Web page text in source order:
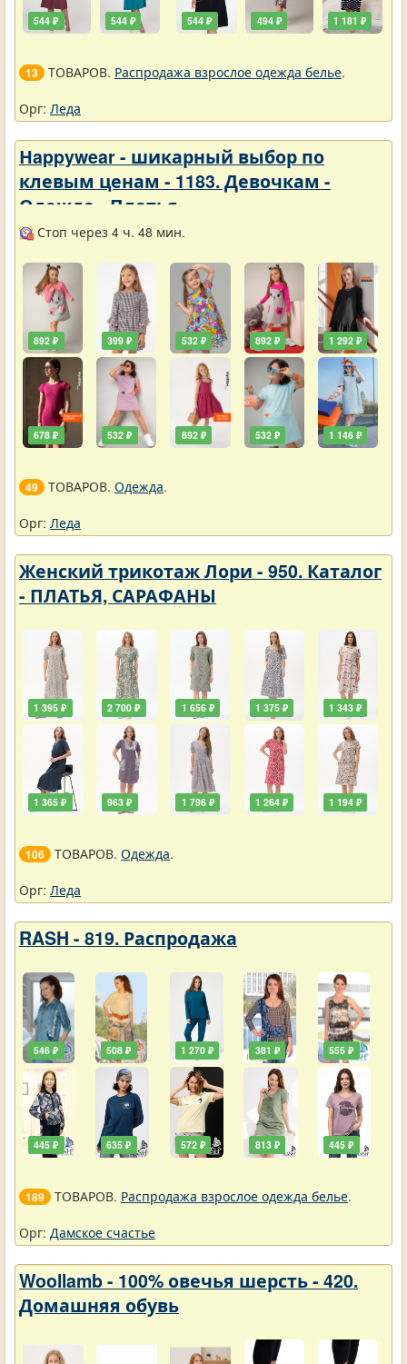
544 ₽ 544 ₽ 544 ₽ 494 ₽ 1 181 ₽
13 ТОВАРОВ. Распродажа взрослое одежда белье.
Орг: Леда
Нappywear - шикарный выбор по
клевым ценам - 1183. Девочкам -
Одежда - Платья
Стоп через 4 ч. 48 мин.
892 ₽
678 ₽
399 ₽
532 ₽
532 ₽
892 ₽
892 ₽
532 ₽
1 292 ₽
1 146 ₽
49 ТОВАРОВ. Одежда.
Орг: Леда
Женский трикотаж Лори - 950. Каталог
- ПЛАТЬЯ, САРАФАНЫ
1 395 ₽
1 365 ₽
2 700 ₽
963 ₽
1 656 ₽
1 796 ₽
1 375 ₽
1 264 ₽
1 343 ₽
1 194 ₽
106 ТОВАРОВ. Одежда.
Орг: Леда
RASH - 819. Распродажа
546 ₽
445 ₽
508 ₽
635 ₽
1 270 ₽
572 ₽
381 ₽
813 ₽
555 ₽
445 ₽
189 ТОВАРОВ. Распродажа взрослое одежда белье.
Орг: Дамское счастье
Woollamb - 100% овечья шерсть - 420.
Домашняя обувь